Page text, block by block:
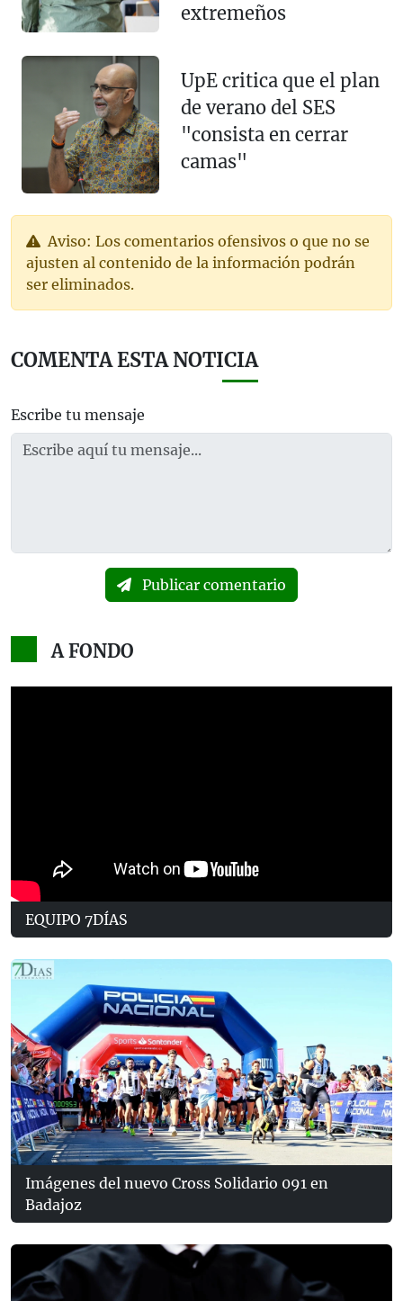
extremeños
UpE critica que el plan
de verano del SES
"consista en cerrar
camas"
Aviso: Los comentarios ofensivos o que no se
ajusten al contenido de la información podrán
ser eliminados.
COMENTA ESTA NOTICIA
Escribe tu mensaje
Publicar comentario
A FONDO
EQUIPO 7DÍAS
Imágenes del nuevo Cross Solidario 091 en
Badajoz